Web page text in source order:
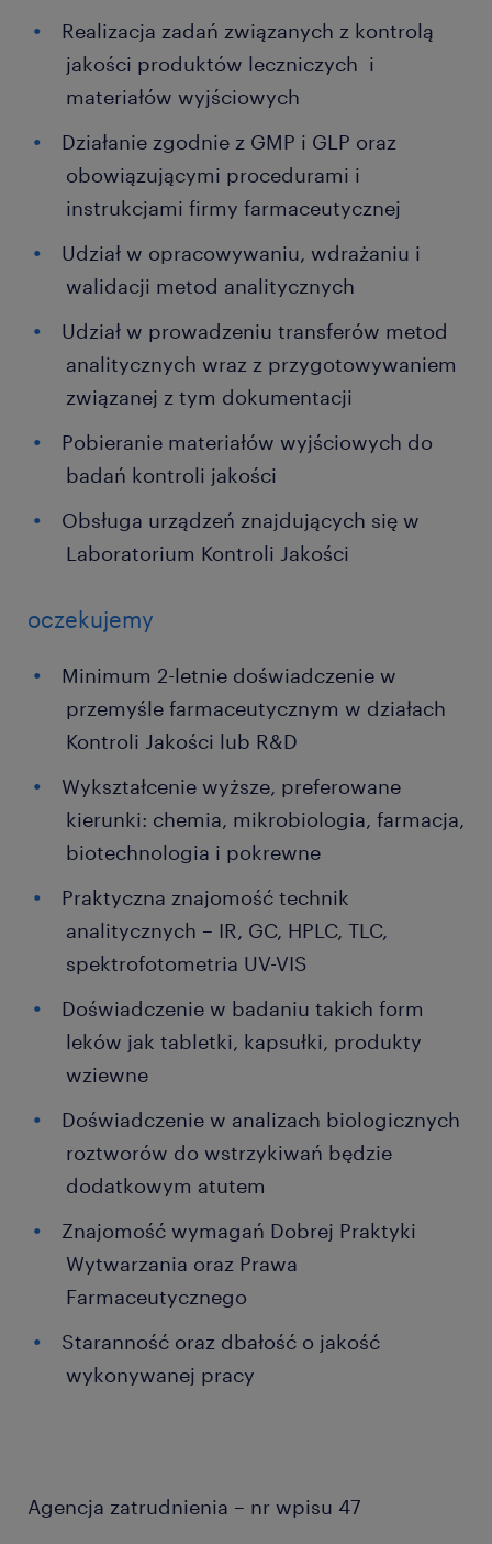
Realizacja zadań związanych z kontrolą
jakości produktów leczniczych i
materiałów wyjściowych
Działanie zgodnie z GMP i GLP oraz
obowiązującymi procedurami i
instrukcjami firmy farmaceutycznej
Udział w opracowywaniu, wdrażaniu i
walidacji metod analitycznych
Udział w prowadzeniu transferów metod
analitycznych wraz z przygotowywaniem
związanej z tym dokumentacji
Pobieranie materiałów wyjściowych do
badań kontroli jakości
Obsługa urządzeń znajdujących się w
Laboratorium Kontroli Jakości
oczekujemy
Minimum 2-letnie doświadczenie w
przemyśle farmaceutycznym w działach
Kontroli Jakości lub R&D
Wykształcenie wyższe, preferowane
kierunki: chemia, mikrobiologia, farmacja,
biotechnologia i pokrewne
Praktyczna znajomość technik
analitycznych – IR, GC, HPLC, TLC,
spektrofotometria UV-VIS
Doświadczenie w badaniu takich form
leków jak tabletki, kapsułki, produkty
wziewne
Doświadczenie w analizach biologicznych
roztworów do wstrzykiwań będzie
dodatkowym atutem
Znajomość wymagań Dobrej Praktyki
Wytwarzania oraz Prawa
Farmaceutycznego
Staranność oraz dbałość o jakość
wykonywanej pracy
Agencja zatrudnienia – nr wpisu 47